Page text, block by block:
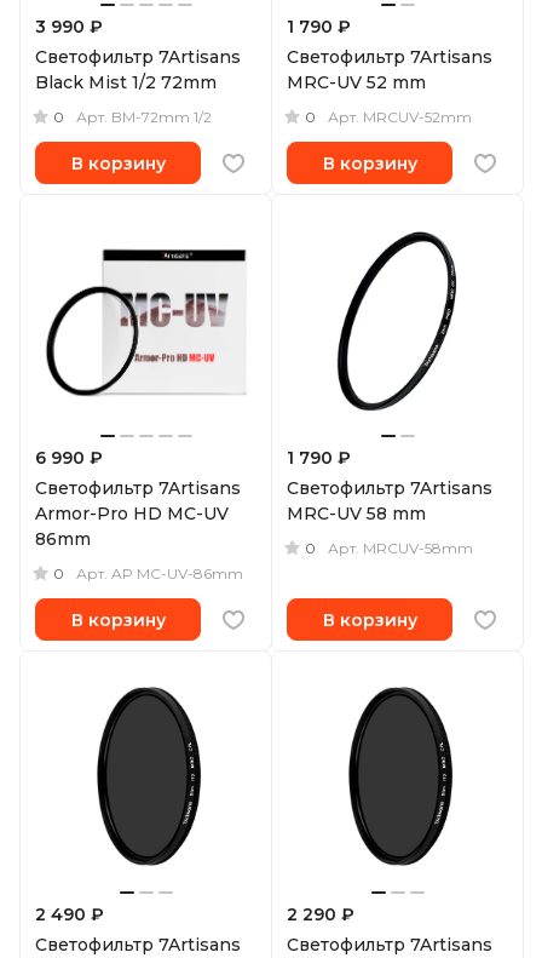
3 990 ₽
Светофильтр 7Artisans
Black Mist 1/2 72mm
0 Арт. BM-72mm 1/2
В корзину
1 790 ₽
Светофильтр 7Artisans
MRC-UV 52 mm
0 Арт. MRCUV-52mm
В корзину
6 990 ₽
Светофильтр 7Artisans
Armor-Pro HD MC-UV
86mm
0 Арт. AP MC-UV-86mm
В корзину
1 790 ₽
Светофильтр 7Artisans
MRC-UV 58 mm
0 Арт. MRCUV-58mm
В корзину
2 490 ₽
Светофильтр 7Artisans
2 290 ₽
Светофильтр 7Artisans